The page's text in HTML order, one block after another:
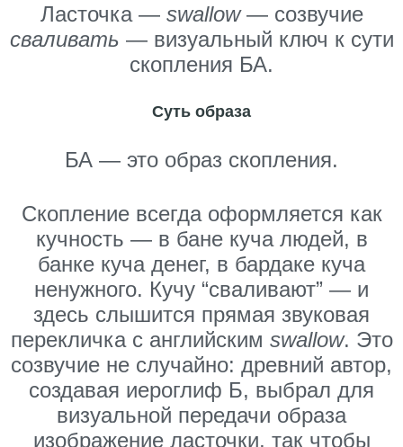
Ласточка — swallow— созвучие
сваливать — визуальный ключ к сути
скопления БА.
Суть образа
БА — это образ скопления.
Скопление всегда оформляется как
кучность — в бане куча людей, в
банке куча денег, в бардаке куча
ненужного. Кучу “сваливают” — и
здесь слышится прямая звуковая
перекличка с английским swallow. Это
созвучие не случайно: древний автор,
создавая иероглиф Б, выбрал для
визуальной передачи образа
изображение ласточки, так чтобы